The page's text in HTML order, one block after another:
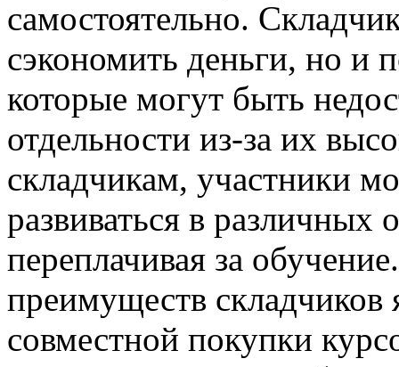
самостоятельно.
сэкономить деньги, но и
которые могут быть
отдельности из-за их
складчикам, участники
развиваться в различных
переплачивая за
преимуществ складчиков
совместной покупки